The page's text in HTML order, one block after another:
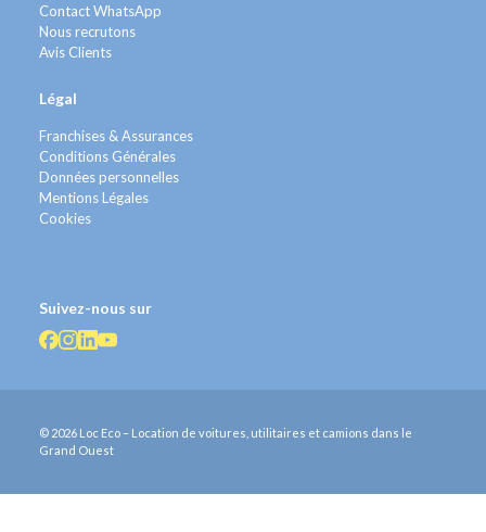
Contact WhatsApp
Nous recrutons
Avis Clients
Légal
Franchises & Assurances
Conditions Générales
Données personnelles
Mentions Légales
Cookies
Suivez-nous sur
© 2026 Loc Eco – Location de voitures, utilitaires et camions dans le
Grand Ouest